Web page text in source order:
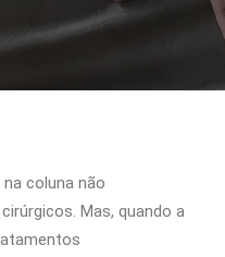
coluna não
Mas, quando a